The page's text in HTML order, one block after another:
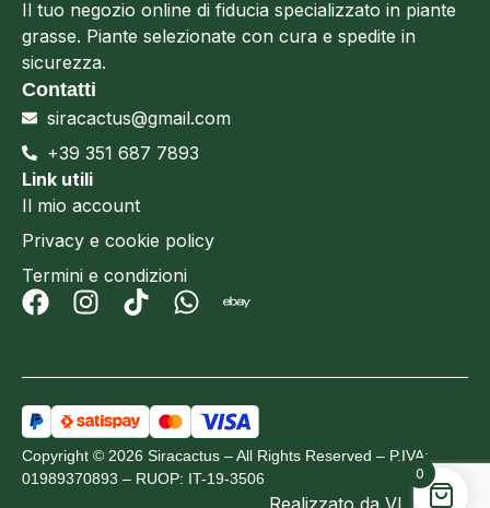
Il tuo negozio online di fiducia specializzato in piante
grasse. Piante selezionate con cura e spedite in
sicurezza.
Contatti
siracactus@gmail.com
+39 351 687 7893
Link utili
Il mio account
Privacy e cookie policy
Termini e condizioni
Copyright © 2026 Siracactus – All Rights Reserved – P.IVA:
01989370893 – RUOP: IT-19-3506
0